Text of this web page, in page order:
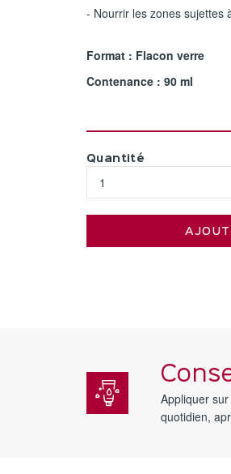
- Nourrir les zones sujettes
Format : Flacon verre
Contenance : 90 ml
Quantité
Appliquer
quotidien,